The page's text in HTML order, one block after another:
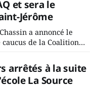
exemple les
lui
et sera le
Jérôme
a annoncé le
de la Coalition
parce qu'il est déçu du
son incapacité, qu'il
arrêtés à la suite
La Source